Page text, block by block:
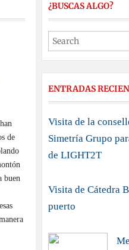
de
buen
¿BUSCAS ALGO?
ENTRADAS
Visita de la
Simetría Grupo
de LIGHT2T
Visita de Cátedra
puerto